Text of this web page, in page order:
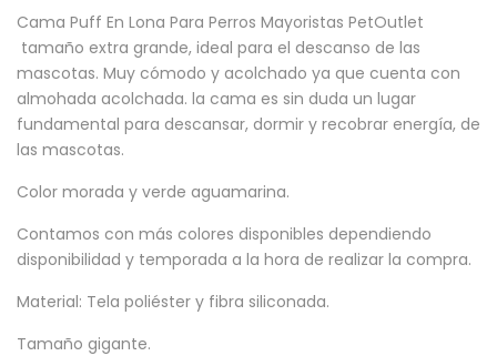
Cama Puff En Lona Para Perros Mayoristas PetOutlet
tamaño extra grande, ideal para el descanso de las
mascotas. Muy cómodo y acolchado ya que cuenta con
almohada acolchada. la cama es sin duda un lugar
fundamental para descansar, dormir y recobrar energía, de
las mascotas.
Color morada y verde aguamarina.
Contamos con más colores disponibles dependiendo
disponibilidad y temporada a la hora de realizar la compra.
Material: Tela poliéster y fibra siliconada.
Tamaño gigante.